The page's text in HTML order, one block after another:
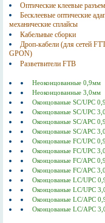
Оптические клеевые
Бесклеевые оптические
механические сплайсы
Кабельные сборки
Дроп-кабели (для сетей
GPON)
Разветвители FTB
Неоконцованные 0,9мм
Неоконцованные 3,0мм
Оконцованые SC/UPC
Оконцованые SC/UPC
Оконцованые SC/АPC
Оконцованые SC/АPC
Оконцованые FC/UPC
Оконцованые FC/UPC
Оконцованые FC/АPC
Оконцованые FC/АPC
Оконцованые LC/UPC
Оконцованые LC/UPC
Оконцованые LC/АPC
Оконцованые LC/АPC